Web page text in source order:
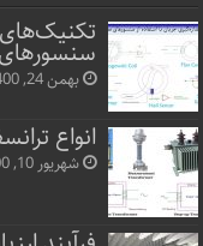
تکنیک‌های
بهمن 24, 1400
انواع
شهریور 10, 1400